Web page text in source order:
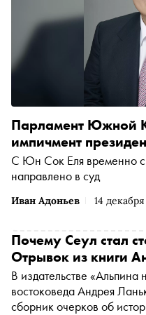
Иван Адоньев 14
Парламент Южной
импичмент
С Юн Сок Еля временно
направлено в суд
Почему Сеул стал
Отрывок из книги
В издательстве
востоковеда Андрея
сборник очерков об